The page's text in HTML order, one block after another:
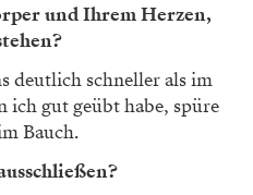
und Ihrem Herzen,
deutlich schneller als im
ich gut geübt habe, spüre
Bauch.